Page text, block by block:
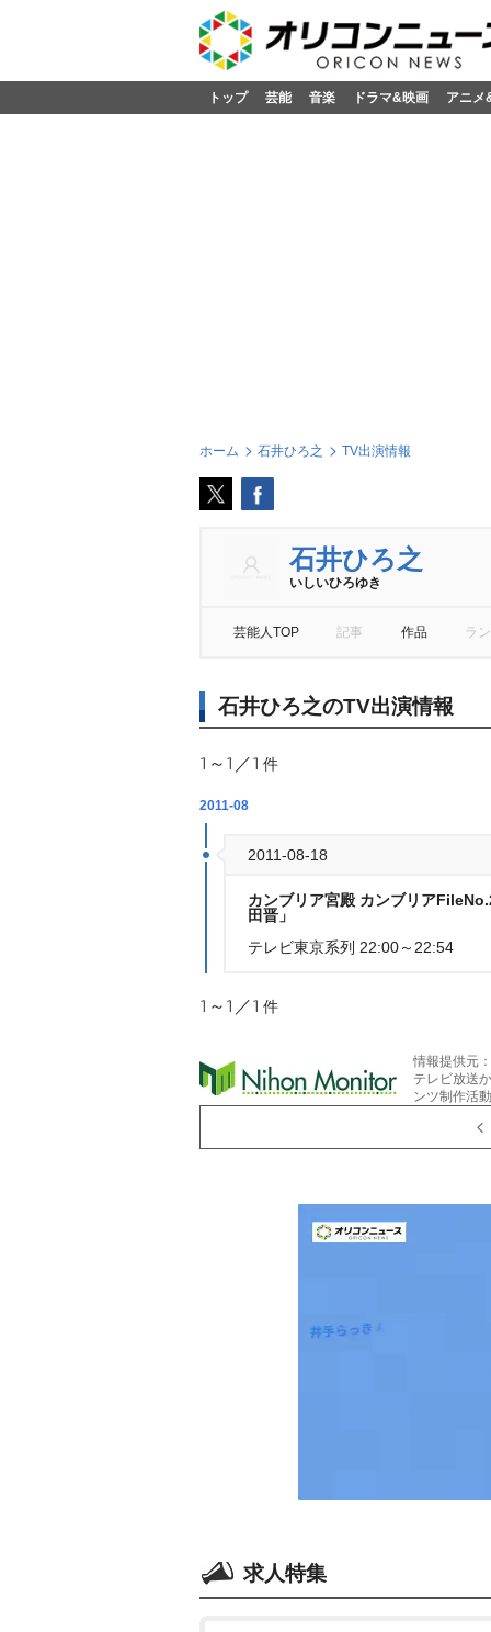
トップ 芸能 音楽 ドラマ&映画 アニメ
ホーム 石井ひろ之 TV出演情報
石井ひろ之
いしいひろゆき
芸能人TOP 記事 作品 ラ
石井ひろ之のTV出演情報
1～1／1 件
2011-08
2011-08-18
カンブリア宮殿 カンブリア
田晋」
テレビ東京系列 22:00～22:54
1～1／1 件
情報提供元：
テレビ放送
ンツ制作活
求人特集